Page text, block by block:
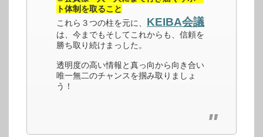
ト体制を取ること
これら３つの柱を元に、 KEIBA会議
は、今までもそしてこれからも、信頼を
勝ち取り続けまっした。
透明度の高い情報と真っ向から向き合い
唯一無二のチャンスを掴み取りましょ
う！